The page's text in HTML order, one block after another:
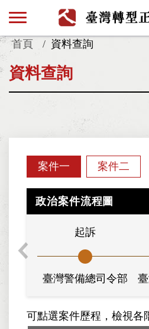
首頁 資料查詢
資料查詢
案件一 案件二
政治案件流程圖
起訴
臺灣警備總司令部
可點選案件歷程，檢視各